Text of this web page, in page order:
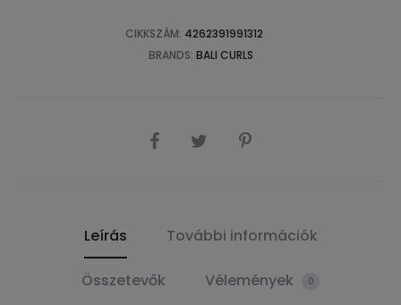
CIKKSZÁM: 4262391991312
BRANDS: BALI CURLS
SHARE
Leírás További információk
Összetevők Vélemények 0